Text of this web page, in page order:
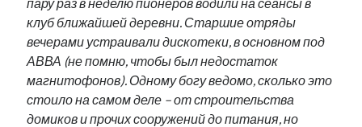
клуб ближайшей деревни. Старшие отряды
вечерами устраивали дискотеки, в основном под
АВВА (не помню, чтобы был недостаток
магнитофонов). Одному богу ведомо, сколько это
стоило на самом деле – от строительства
домиков и прочих сооружений до питания, но